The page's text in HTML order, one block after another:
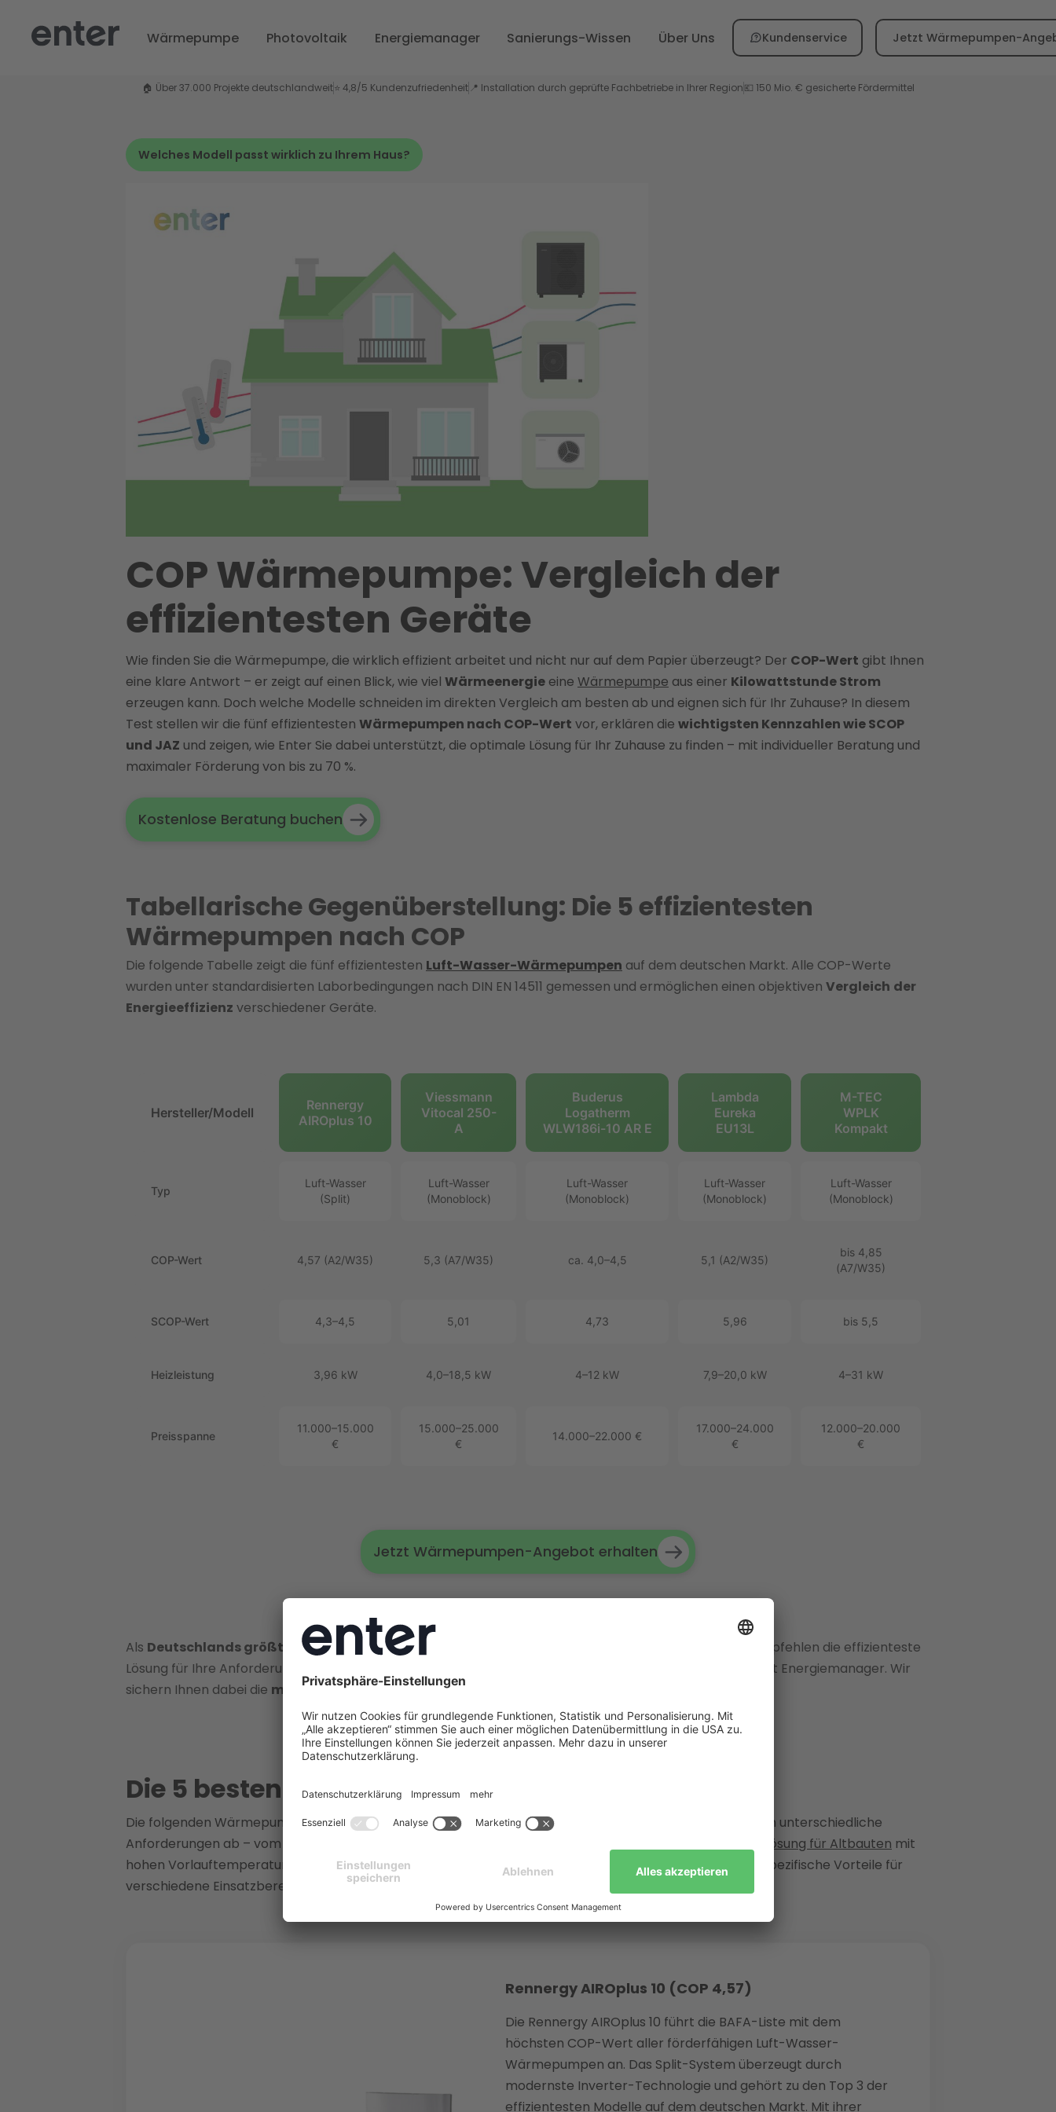
Jetzt Wärmepumpen-
Wärmepumpe Photovoltaik Energiemanager Sanierungs-Wissen Über Uns Kundenservice
🏠 Über 37.000 Projekte deutschlandweit⭐ 4,8/5 Kundenzufriedenheit 📍 Installation durch geprüfte Fachbetriebe in Ihrer Region💶 150 Mio. € gesicherte Fördermittel
Welches Modell passt wirklich zu Ihrem Haus?
COP Wärmepumpe: Vergleich der
effizientesten Geräte
Wie finden Sie die Wärmepumpe, die wirklich effizient arbeitet und nicht nur auf dem Papier überzeugt? Der COP-Wert gibt Ihnen
eine klare Antwort – er zeigt auf einen Blick, wie viel Wärmeenergie eine Wärmepumpe aus einer Kilowattstunde Strom
erzeugen kann. Doch welche Modelle schneiden im direkten Vergleich am besten ab und eignen sich für Ihr Zuhause? In diesem
Test stellen wir die fünf effizientesten Wärmepumpen nach COP-Wert vor, erklären die wichtigsten Kennzahlen wie SCOP
und JAZ und zeigen, wie Enter Sie dabei unterstützt, die optimale Lösung für Ihr Zuhause zu finden – mit individueller Beratung und
maximaler Förderung von bis zu 70 %.
Kostenlose Beratung buchen
Tabellarische Gegenüberstellung: Die 5 effizientesten
Wärmepumpen nach COP
Die folgende Tabelle zeigt die fünf effizientesten Luft-Wasser-Wärmepumpen auf dem deutschen Markt. Alle COP-Werte
wurden unter standardisierten Laborbedingungen nach DIN EN 14511 gemessen und ermöglichen einen objektiven Vergleich der
Energieeffizienz verschiedener Geräte.
Hersteller/Modell
Rennergy
AIROplus 10
Viessmann
Vitocal 250-
A
Buderus
Logatherm
WLW186i-10 AR E
Lambda
Eureka
EU13L
M-TEC
WPLK
Kompakt
Typ
Luft-Wasser
(Split)
Luft-Wasser
(Monoblock)
Luft-Wasser
(Monoblock)
Luft-Wasser
(Monoblock)
Luft-Wasser
(Monoblock)
COP-Wert 4,57 (A2/W35) 5,3 (A7/W35) ca. 4,0–4,5 5,1 (A2/W35)
bis 4,85
(A7/W35)
SCOP-Wert 4,3–4,5 5,01 4,73 5,96 bis 5,5
Heizleistung 3,96 kW 4,0–18,5 kW 4–12 kW 7,9–20,0 kW 4–31 kW
Preisspanne
11.000–15.000
€
15.000–25.000
€
14.000–22.000 €
17.000–24.000
€
12.000–20.000
€
Jetzt Wärmepumpen-Angebot erhalten
Als Deutschlands größter Energieberateranalysieren unsere Experten Ihr Gebäude individuell
und empfehlen die effizienteste
Lösung für Ihre Anforderungen – ob Einzelanlage oder Komplettsystem mit PV-Anlage und Enter Connect Energiemanager. Wir
sichern Ihnen dabei die maximale Förderung von bis zu 70 %
Die 5 besten Wärmepumpen nach COP im Detail
Die folgenden Wärmepumpen haben sich im Marktvergleich als besonders effizient erwiesen und decken unterschiedliche
Anforderungen ab – vom kompakten Effizienz-Champion für
leistungsstarken Lösung für Altbauten mit
hohen Vorlauftemperaturen. Jedes Modell wurde von unabhängigen Prüfinstituten getestet und bietet spezifische Vorteile für
verschiedene Einsatzbereiche.
Rennergy AIROplus 10 (COP 4,57)
Die Rennergy AIROplus 10 führt die BAFA-Liste mit dem
höchsten COP-Wert aller förderfähigen Luft-Wasser-
Wärmepumpen an. Das Split-System überzeugt durch
modernste Inverter-Technologie und gehört zu den Top 3 der
effizientesten Modelle auf dem deutschen Markt. Mit ihrer